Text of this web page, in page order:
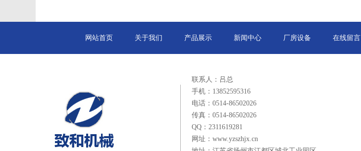
网站首页 关于我们 产品展示 新闻中心 厂房设备 在线留言
联系人：吕总
手机：13852595316
电话：0514-86502026
传真：0514-86502026
QQ：2311619281
网址：www.yzszhjx.cn